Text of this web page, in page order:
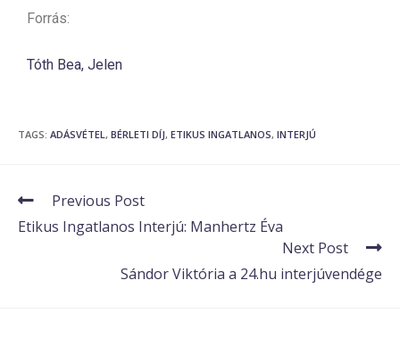
Forrás:
Tóth Bea, Jelen
TAGS: ADÁSVÉTEL, BÉRLETI DÍJ, ETIKUS INGATLANOS, INTERJÚ
Previous Post
Etikus Ingatlanos Interjú: Manhertz Éva
Next Post
Sándor Viktória a 24.hu interjúvendége